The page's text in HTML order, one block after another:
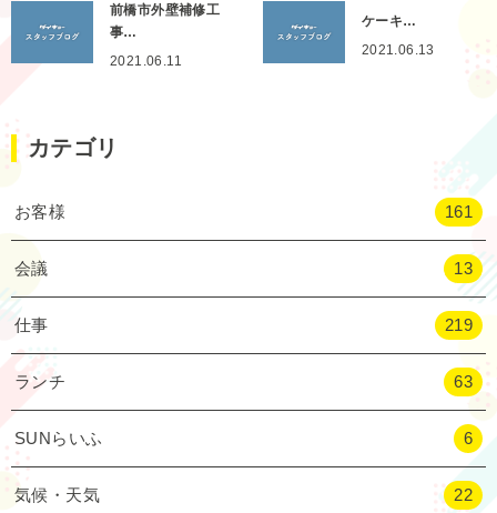
前橋市外壁補修工
事…
2021.06.11
ケーキ…
2021.06.13
カテゴリ
お客様 161
会議 13
仕事 219
ランチ 63
SUNらいふ 6
気候・天気 22